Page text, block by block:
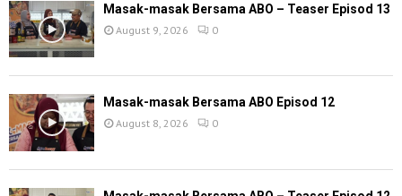
Masak-masak Bersama ABO – Teaser Episod 13
August 9, 2026 0
Masak-masak Bersama ABO Episod 12
August 8, 2026 0